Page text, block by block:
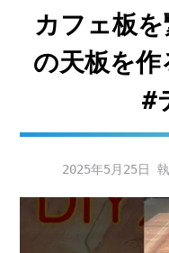
カフェ板
の天板を
#
2025年5月25日